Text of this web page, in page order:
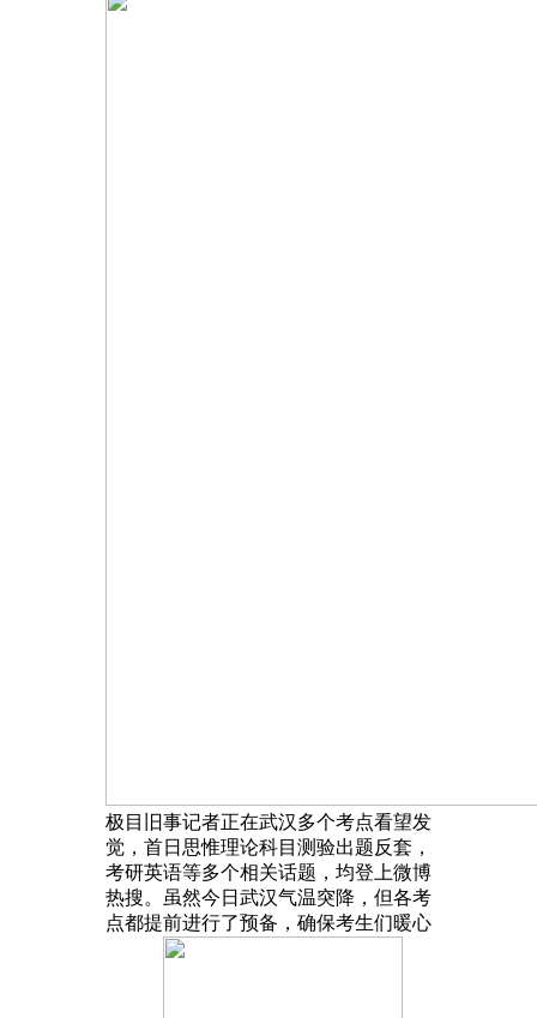
极目旧事记者正在武汉多个考点看望发
觉，首日思惟理论科目测验出题反套，
考研英语等多个相关话题，均登上微博
热搜。虽然今日武汉气温突降，但各考
点都提前进行了预备，确保考生们暖心